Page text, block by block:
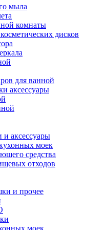
мыла
комнаты
дисков
для ванной
аксессуары
аксессуары
моек
средства
отходов
и прочее
моек